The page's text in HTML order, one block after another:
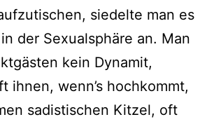
siedelte man es
der Sexualsphäre an. Man
kein Dynamit,
ihnen, wenn’s hochkommt,
sadistischen Kitzel, oft